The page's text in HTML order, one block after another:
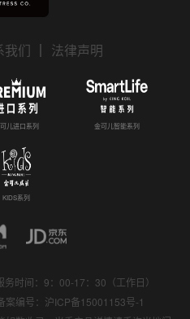
我们 ｜ 法律声明
儿进口系列 金可儿智能系列
KIDS系列
时间：9：00-17：30（工作日）
编号： 沪ICP备15001153号-1